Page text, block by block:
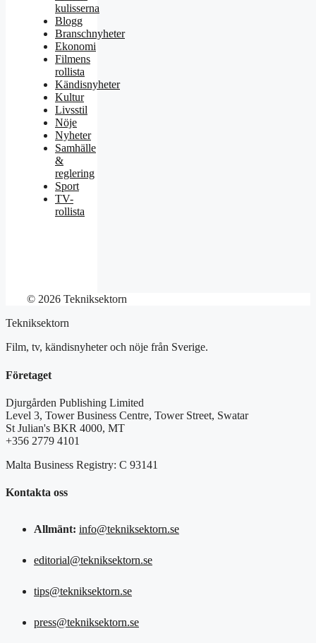
kulisserna
Blogg
Branschnyheter
Ekonomi
Filmens
rollista
Kändisnyheter
Kultur
Livsstil
Nöje
Nyheter
Samhälle
&
reglering
Sport
TV-
rollista
© 2026 Tekniksektorn
Tekniksektorn
Film, tv, kändisnyheter och nöje från Sverige.
Företaget
Djurgården Publishing Limited
Level 3, Tower Business Centre, Tower Street, Swatar
St Julian's BKR 4000, MT
+356 2779 4101
Malta Business Registry: C 93141
Kontakta oss
Allmänt: info@tekniksektorn.se
editorial@tekniksektorn.se
tips@tekniksektorn.se
press@tekniksektorn.se